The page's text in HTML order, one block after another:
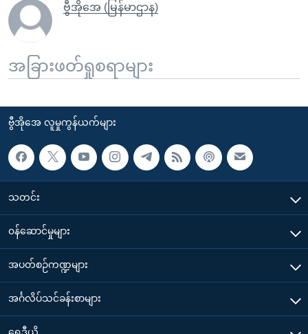
ဗွီအိုအေ (မြန်မာဌာန)
အခြားဖတ်ရှုစရာများ
ဗွီအိုအေ လူမှုကွန်ယက်များ
သတင်း
၀န်ဆောင်မှုများ
အပတ်စဉ်ကဏ္ဍများ
အင်္ဂလိပ်သင်ခန်းစာများ